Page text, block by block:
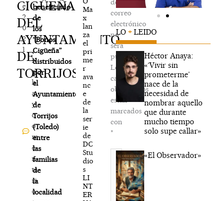
CIGÜEÑA
DEL
AYUNTAMIENTO
DE
TORRIJOS
e,
2
0
2
1
N
o
h
a
y
c
o
m
e
n
ta
ri
o
beneficiado
de
los
“Bonos
Cigüeña”
distribuidos
por
el
Ayuntamiento
de
Torrijos
(Toledo)
entre
las
familias
de
la
localidad
Ma
x
lan
za
el
pri
me
r
ava
nc
e
de
la
ser
ie
de
DC
Stu
dio
s
LI
NT
ER
de
correo
electrónico
no
será
publicada.
Los
campos
obligatorios
están
marcados
con
*
Escribe
aquí...
LO + LEIDO
Héctor Anaya:
«‘Vivir sin
prometerme’
nace de la
necesidad de
nombrar aquello
que durante
mucho tiempo
solo supe callar»
«El Observador»